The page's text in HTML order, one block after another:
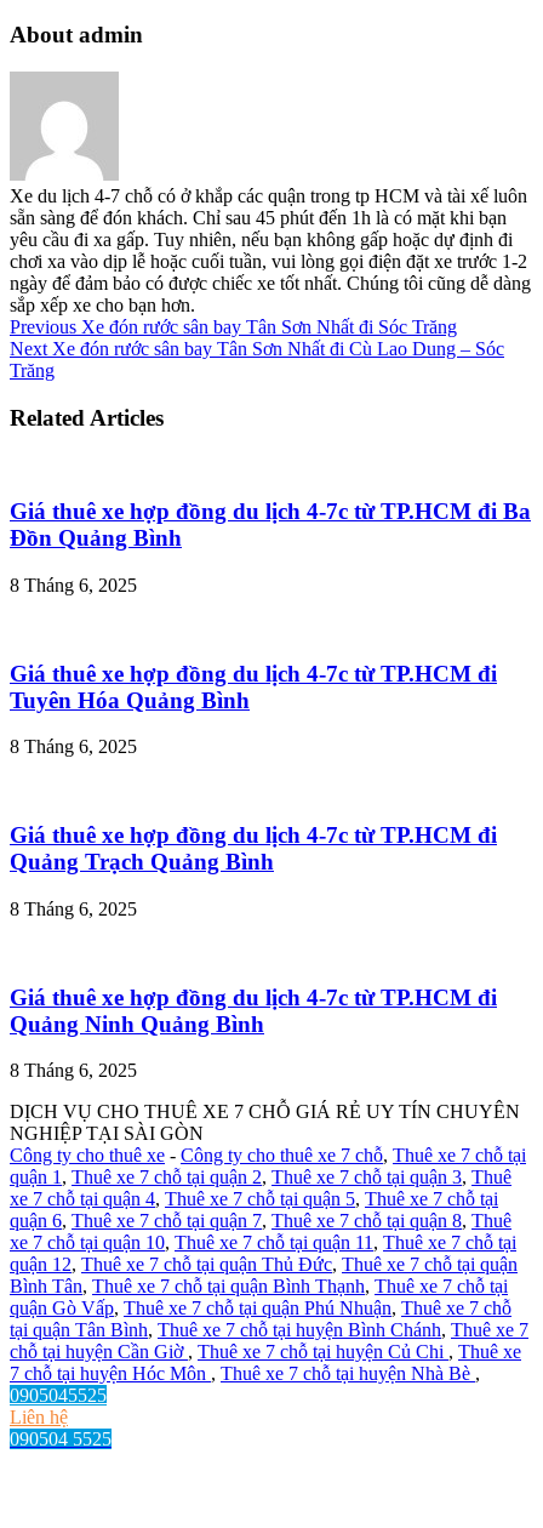
About admin
Xe du lịch 4-7 chỗ có ở khắp các quận trong tp HCM và tài xế luôn
sẵn sàng để đón khách. Chỉ sau 45 phút đến 1h là có mặt khi bạn
yêu cầu đi xa gấp. Tuy nhiên, nếu bạn không gấp hoặc dự định đi
chơi xa vào dịp lễ hoặc cuối tuần, vui lòng gọi điện đặt xe trước 1-2
ngày để đảm bảo có được chiếc xe tốt nhất. Chúng tôi cũng dễ dàng
sắp xếp xe cho bạn hơn.
Previous Xe đón rước sân bay Tân Sơn Nhất đi Sóc Trăng
Next Xe đón rước sân bay Tân Sơn Nhất đi Cù Lao Dung – Sóc
Trăng
Related Articles
Giá thuê xe hợp đồng du lịch 4-7c từ TP.HCM đi Ba
Đồn Quảng Bình
8 Tháng 6, 2025
Giá thuê xe hợp đồng du lịch 4-7c từ TP.HCM đi
Tuyên Hóa Quảng Bình
8 Tháng 6, 2025
Giá thuê xe hợp đồng du lịch 4-7c từ TP.HCM đi
Quảng Trạch Quảng Bình
8 Tháng 6, 2025
Giá thuê xe hợp đồng du lịch 4-7c từ TP.HCM đi
Quảng Ninh Quảng Bình
8 Tháng 6, 2025
DỊCH VỤ CHO THUÊ XE 7 CHỖ GIÁ RẺ UY TÍN CHUYÊN
NGHIỆP TẠI SÀI GÒN
Công ty cho thuê xe - Công ty cho thuê xe 7 chỗ, Thuê xe 7 chỗ tại
quận 1 , Thuê xe 7 chỗ tại quận 2, Thuê xe 7 chỗ tại quận 3, Thuê
xe 7 chỗ tại quận 4, Thuê xe 7 chỗ tại quận 5, Thuê xe 7 chỗ tại
quận 6, Thuê xe 7 chỗ tại quận 7, Thuê xe 7 chỗ tại quận 8, Thuê
xe 7 chỗ tại quận 10, Thuê xe 7 chỗ tại quận 11 , Thuê xe 7 chỗ tại
quận 12, Thuê xe 7 chỗ tại quận Thủ Đức, Thuê xe 7 chỗ tại quận
Bình Tân, Thuê xe 7 chỗ tại quận Bình Thạnh, Thuê xe 7 chỗ tại
quận Gò Vấp, Thuê xe 7 chỗ tại quận Phú Nhuận, Thuê xe 7 chỗ
tại quận Tân Bình, Thuê xe 7 chỗ tại huyện Bình Chánh, Thuê xe 7
chỗ tại huyện Cần Giờ , Thuê xe 7 chỗ tại huyện Củ Chi , Thuê xe
7 chỗ tại huyện Hóc Môn , Thuê xe 7 chỗ tại huyện Nhà Bè ,
0905045525
Liên hệ
090504 5525